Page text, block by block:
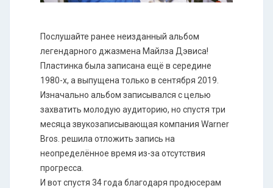
Послушайте ранее неизданный альбом
легендарного джазмена Майлза Дэвиса!
Пластинка была записана ещё в середине
1980-х, а выпущена только в сентября 2019.
Изначально альбом записывался с целью
захватить молодую аудиторию, но спустя три
месяца звукозаписывающая компания Warner
Bros. решила отложить запись на
неопределённое время из-за отсутствия
прогресса.
И вот спустя 34 года благодаря продюсерам